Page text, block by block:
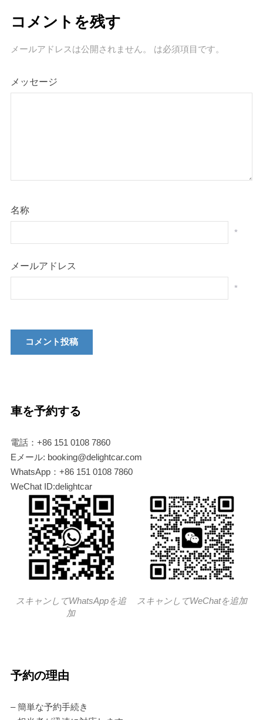
コメントを残す
メールアドレスは公開されません。 は必須項目です。
メッセージ
名称
*
メールアドレス
*
車を予約する
電話：+86 151 0108 7860
Eメール: booking@delightcar.com
WhatsApp：+86 151 0108 7860
WeChat ID:delightcar
スキャンしてWhatsAppを追
加
スキャンしてWeChatを追加
予約の理由
– 簡単な予約手続き